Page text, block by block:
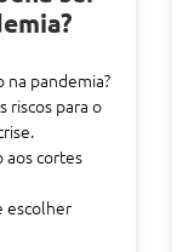
na pandemia?
riscos para o
aos cortes
escolher